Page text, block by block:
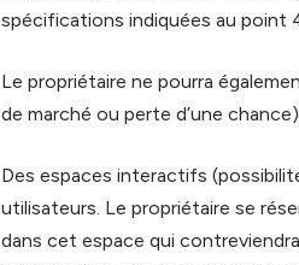
spécifications indiquées au point
Le propriétaire ne pourra
de marché ou perte d’une
Des espaces interactifs
utilisateurs. Le propriétaire se
dans cet espace qui